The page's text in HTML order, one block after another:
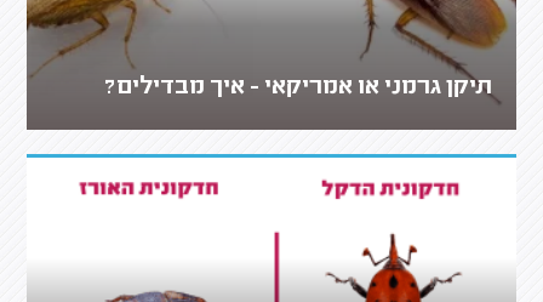
תיקן גרמני או אמריקאי - איך מבדילים?